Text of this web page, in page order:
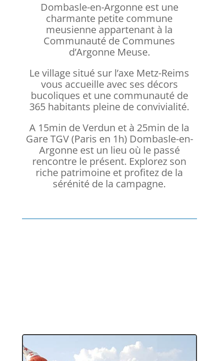
Dombasle-en-Argonne est une
charmante petite commune
meusienne appartenant à la
Communauté de Communes
d’Argonne Meuse.
Le village situé sur l’axe Metz-Reims
vous accueille avec ses décors
bucoliques et une communauté de
365 habitants pleine de convivialité.
A 15min de Verdun et à 25min de la
Gare TGV (Paris en 1h) Dombasle-en-
Argonne est un lieu où le passé
rencontre le présent. Explorez son
riche patrimoine et profitez de la
sérénité de la campagne.